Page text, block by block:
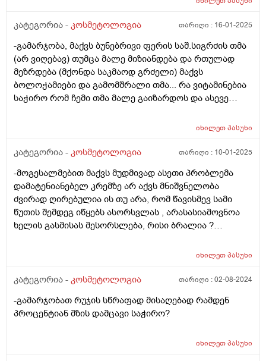
კატეგორია - კოსმეტოლოგია თარიღი : 16-01-2025
-გამარჯობა, მაქვს ბუნებრივი ფერის საშ.სიგრძის თმა
(არ ვიღებავ) თუმცა მალე მიზიანდება და რთულად
მეზრდება (მქონდა საკმაოდ გრძელი) მაქვს
ბოლოჭამიები და გამომშრალი თმა... რა ვიტამინებია
საჭირო რომ ჩემი თმა მალე გაიზარდოს და ასევე
ანუ რა პროდუქტი რის შემდეგ გამოვიყენო
ყველაფერს ვიყენებ მაგრამ სასურველ შედეგს ვერ
რომელიც თან ხსშრად მცვივა <3 ვარ 25 წლის,
მადლობა
იხილეთპასუხი
კატეგორია - კოსმეტოლოგია თარიღი : 10-01-2025
-მოგესალმებით მაქვს მუდმივად ასეთი პრობლემა
დამატენიანებელ კრემზე არ აქვს მნიშვნელობა
ძვირად ღირებულია ის თუ არა, რომ წავისმევ სამი
წუთის შემდეგ იწყებს ასორსვლას , არასასიამოვნოა
ხელის გასმისას მესორსლება, რისი ბრალია ?
იხილეთპასუხი
კატეგორია - კოსმეტოლოგია თარიღი :02-08-2024
-გამარჯობათ რუჯის სწრაფად მისაღებად რამდენ
პროცენტიან მზის დამცავი საჭირო?
იხილეთპასუხი